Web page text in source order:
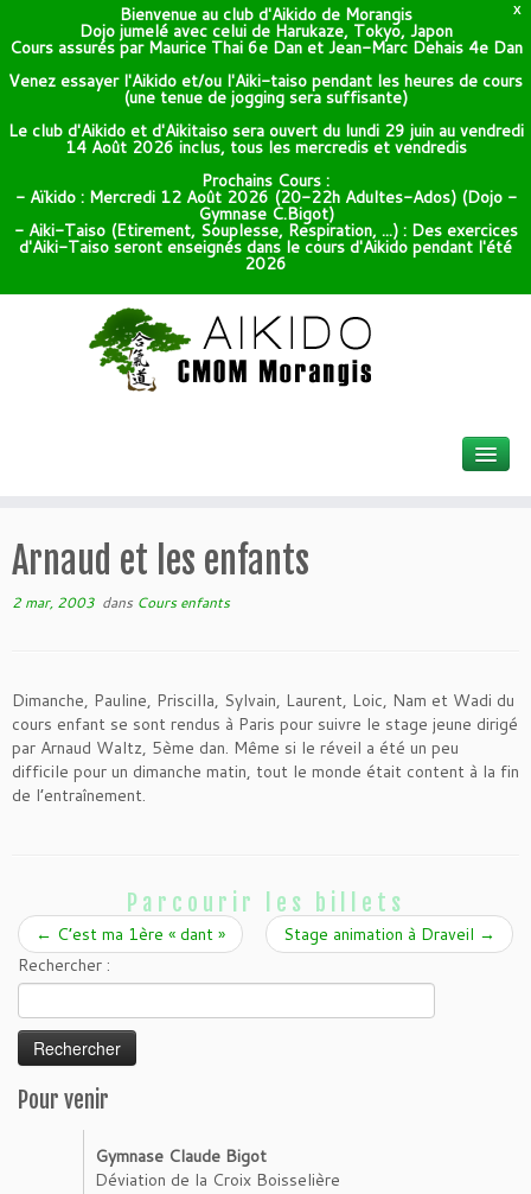
X
Bienvenue au club d'Aikido de Morangis
Dojo jumelé avec celui de Harukaze, Tokyo, Japon
Cours assurés par Maurice Thai 6e Dan et Jean-Marc Dehais 4e Dan
Venez essayer l'Aikido et/ou l'Aiki-taiso pendant les heures de cours
(une tenue de jogging sera suffisante)
Le club d'Aikido et d'Aikitaiso sera ouvert du lundi 29 juin au vendredi
14 Août 2026 inclus, tous les mercredis et vendredis
Prochains Cours :
- Aïkido : Mercredi 12 Août 2026 (20-22h Adultes-Ados) (Dojo -
Gymnase C.Bigot)
- Aiki-Taiso (Etirement, Souplesse, Respiration, ...) : Des exercices
d'Aiki-Taiso seront enseignés dans le cours d'Aikido pendant l'été
2026
Arnaud et les enfants
2 mar, 2003 dans Cours enfants
Dimanche, Pauline, Priscilla, Sylvain, Laurent, Loic, Nam et Wadi du
cours enfant se sont rendus à Paris pour suivre le stage jeune dirigé
par Arnaud Waltz, 5ème dan. Même si le réveil a été un peu
difficile pour un dimanche matin, tout le monde était content à la fin
de l’entraînement.
Parcourir les billets
← C’est ma 1ère « dant » Stage animation à Draveil →
Rechercher :
Pour venir
Gymnase Claude Bigot
Déviation de la Croix Boisselière